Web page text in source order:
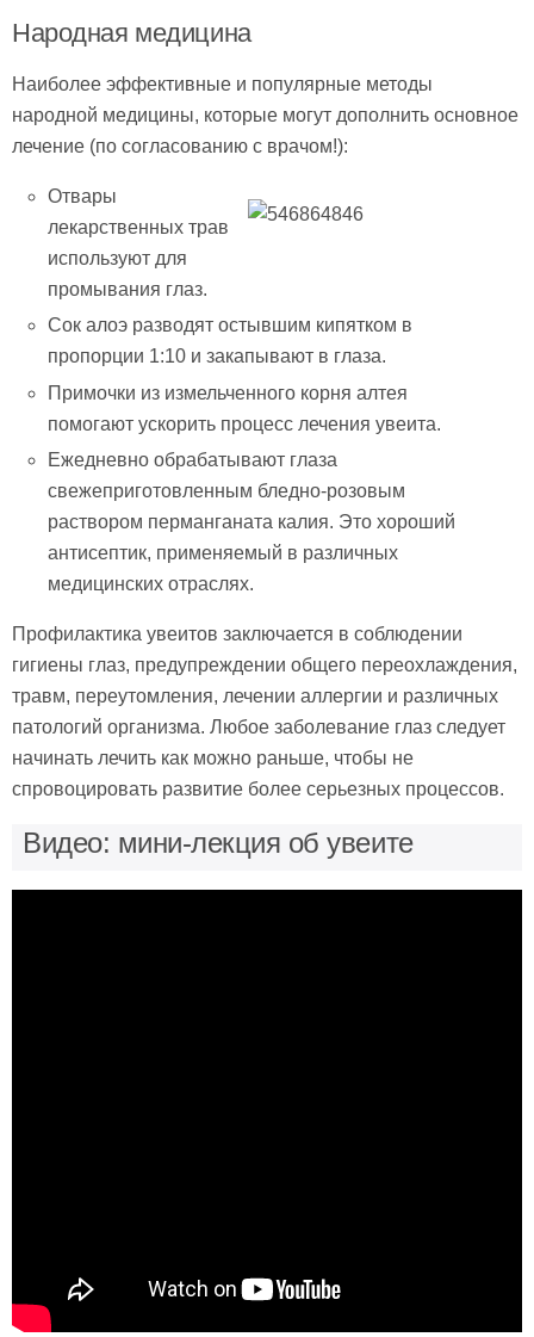
Народная медицина
Наиболее эффективные и популярные методы
народной медицины, которые могут дополнить основное
лечение (по согласованию с врачом!):
Отвары
лекарственных трав
используют для
промывания глаз.
Сок алоэ разводят остывшим кипятком в
пропорции 1:10 и закапывают в глаза.
Примочки из измельченного корня алтея
помогают ускорить процесс лечения увеита.
Ежедневно обрабатывают глаза
свежеприготовленным бледно-розовым
раствором перманганата калия. Это хороший
антисептик, применяемый в различных
медицинских отраслях.
Профилактика увеитов заключается в соблюдении
гигиены глаз, предупреждении общего переохлаждения,
травм, переутомления, лечении аллергии и различных
патологий организма. Любое заболевание глаз следует
начинать лечить как можно раньше, чтобы не
спровоцировать развитие более серьезных процессов.
Видео: мини-лекция об увеите